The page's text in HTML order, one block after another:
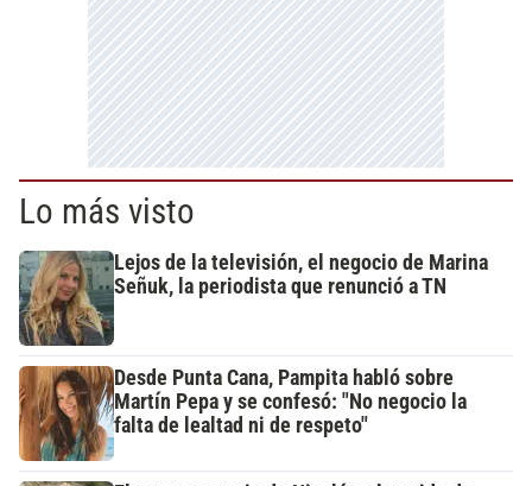
Lo más visto
Lejos de la televisión, el negocio de Marina
Señuk, la periodista que renunció a TN
Desde Punta Cana, Pampita habló sobre
Martín Pepa y se confesó: "No negocio la
falta de lealtad ni de respeto"